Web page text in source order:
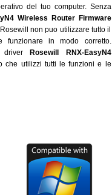
del tuo computer. Senza
Wireless Router Firmware
non puo utilizzare tutto il
funzionare in modo corretto.
driver
Rosewill RNX-EasyN4
che utilizzi tutti le funzioni e le